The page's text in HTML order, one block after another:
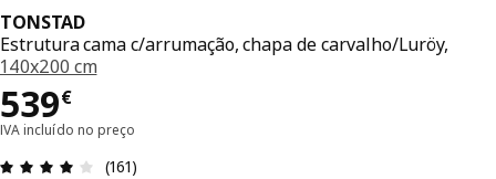
TONSTAD
Estrutura cama c/arrumação, chapa de carvalho/Luröy,
140x200 cm
539€
Preço 539€
IVA incluído no preço
Avaliações: 4.1 de 5 estrelas. Total de
(161)